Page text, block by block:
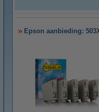
Epson aanbieding: